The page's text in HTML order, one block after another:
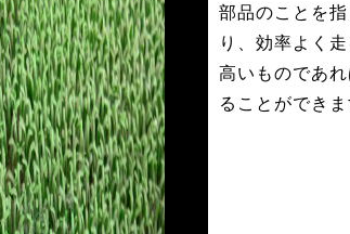
部品のことを
り、効率よく
高いものであ
ることができま